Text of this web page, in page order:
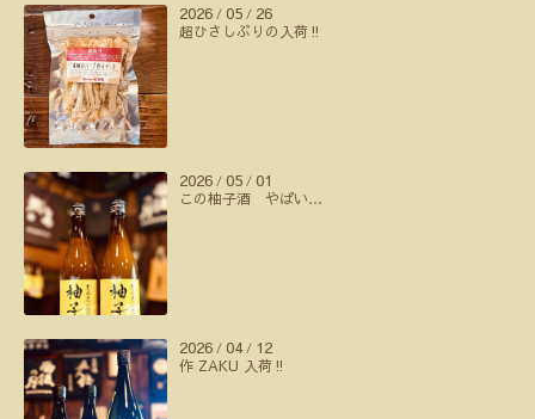
2026 / 05 / 26
超ひさしぶりの入荷‼️
2026 / 05 / 01
この柚子酒 やばい…
2026 / 04/ 12
作 ZAKU 入荷‼️